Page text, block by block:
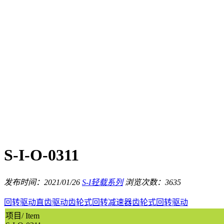
S-I-O-0311
发布时间：2021/01/26 S-I轻载系列 浏览次数：3635
回转驱动直齿驱动齿轮式回转减速器齿轮式回转驱动
项目/ Item